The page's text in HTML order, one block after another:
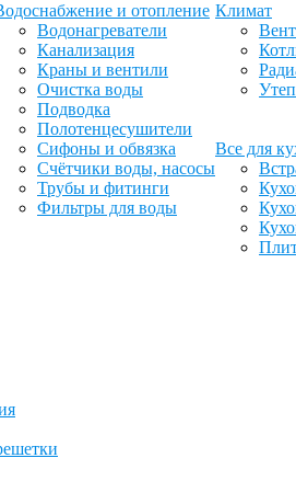
и отопление
Водонагреватели
Канализация
Краны и вентили
Очистка воды
Подводка
Полотенцесушители
Сифоны и обвязка
Счётчики воды, насосы
Трубы и фитинги
Фильтры для воды
Климат
Все для